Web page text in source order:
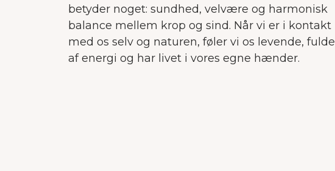
betyder noget: sundhed, velvære og harmonisk
balance mellem krop og sind. Når vi er i kontakt
med os selv og naturen, føler vi os levende, fulde
af energi og har livet i vores egne hænder.